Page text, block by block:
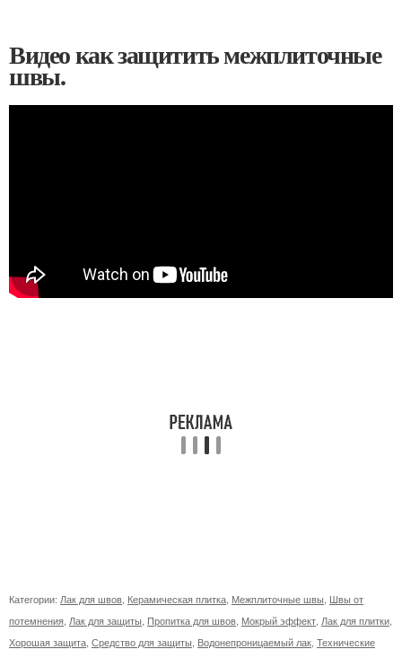
Видео как защитить межплиточные
швы.
Категории: Лак для швов, Керамическая плитка, Межплиточные швы, Швы от
потемнения, Лак для защиты, Пропитка для швов, Мокрый эффект, Лак для плитки,
Хорошая защита, Средство для защиты, Водонепроницаемый лак, Технические